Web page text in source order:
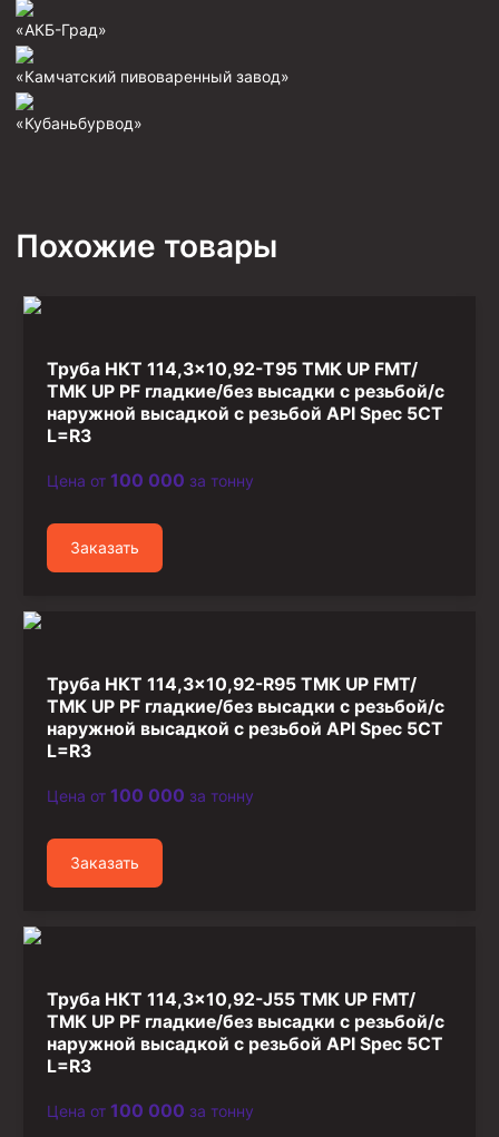
Фрезеры пилотные
Фрезеры-долота торцевые
Клинья — отклонители
Быстроразъёмные соединения (БРС)
Рукава буровые
Стропы
Стропы канатные ВК
Стропы текстильные
«АКБ-Град»
«Камчатский пивоваренный завод»
«Кубаньбурвод»
Похожие товары
Труба НКТ 114,3×10,92-T95 ТМК UP FMT/
ТМК UP PF гладкие/без высадки с резьбой/с
наружной высадкой с резьбой API Spec 5CT
L=R3
Цена от 100 000 за тонну
Заказать
Труба НКТ 114,3×10,92-R95 ТМК UP FMT/
ТМК UP PF гладкие/без высадки с резьбой/с
наружной высадкой с резьбой API Spec 5CT
L=R3
Цена от 100 000 за тонну
Заказать
Труба НКТ 114,3×10,92-J55 ТМК UP FMT/
ТМК UP PF гладкие/без высадки с резьбой/с
наружной высадкой с резьбой API Spec 5CT
L=R3
Цена от 100 000 за тонну